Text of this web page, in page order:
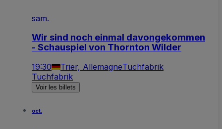
sam.
Wir sind noch einmal davongekommen
- Schauspiel von Thornton Wilder
19:30 Trier, AllemagneTuchfabrik
Tuchfabrik
Voir les billets
oct.